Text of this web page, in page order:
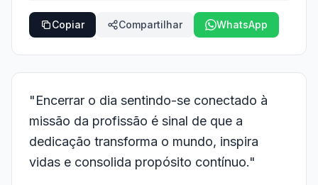
Copiar Compartilhar WhatsApp
"Encerrar o dia sentindo-se conectado à
missão da profissão é sinal de que a
dedicação transforma o mundo, inspira
vidas e consolida propósito contínuo."